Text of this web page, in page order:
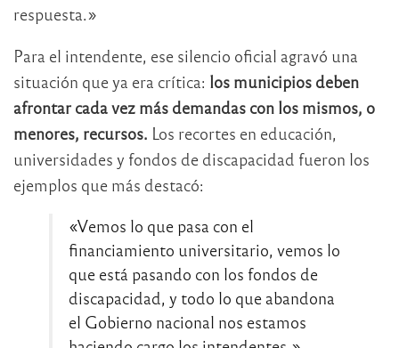
respuesta.»
Para el intendente, ese silencio oficial agravó una
situación que ya era crítica: los municipios deben
afrontar cada vez más demandas con los mismos, o
menores, recursos. Los recortes en educación,
universidades y fondos de discapacidad fueron los
ejemplos que más destacó:
«Vemos lo que pasa con el
financiamiento universitario, vemos lo
que está pasando con los fondos de
discapacidad, y todo lo que abandona
el Gobierno nacional nos estamos